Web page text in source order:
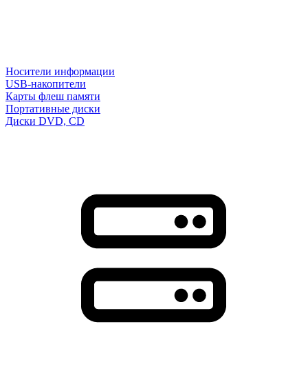
Носители информации
USB-накопители
Карты флеш памяти
Портативные диски
Диски DVD, CD